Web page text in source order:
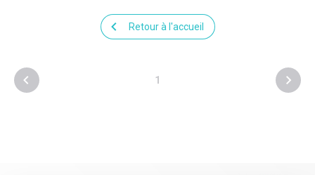
Retour à l'accueil
1